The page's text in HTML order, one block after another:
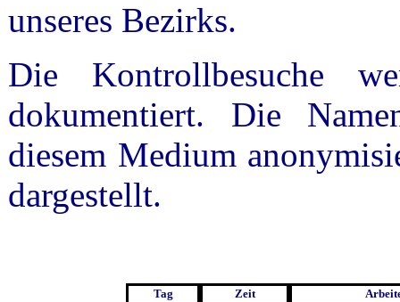
unseres Bezirks.
Die Kontrollbesuche
dokumentiert. Die
diesem Medium
dargestellt.
Tag Zeit